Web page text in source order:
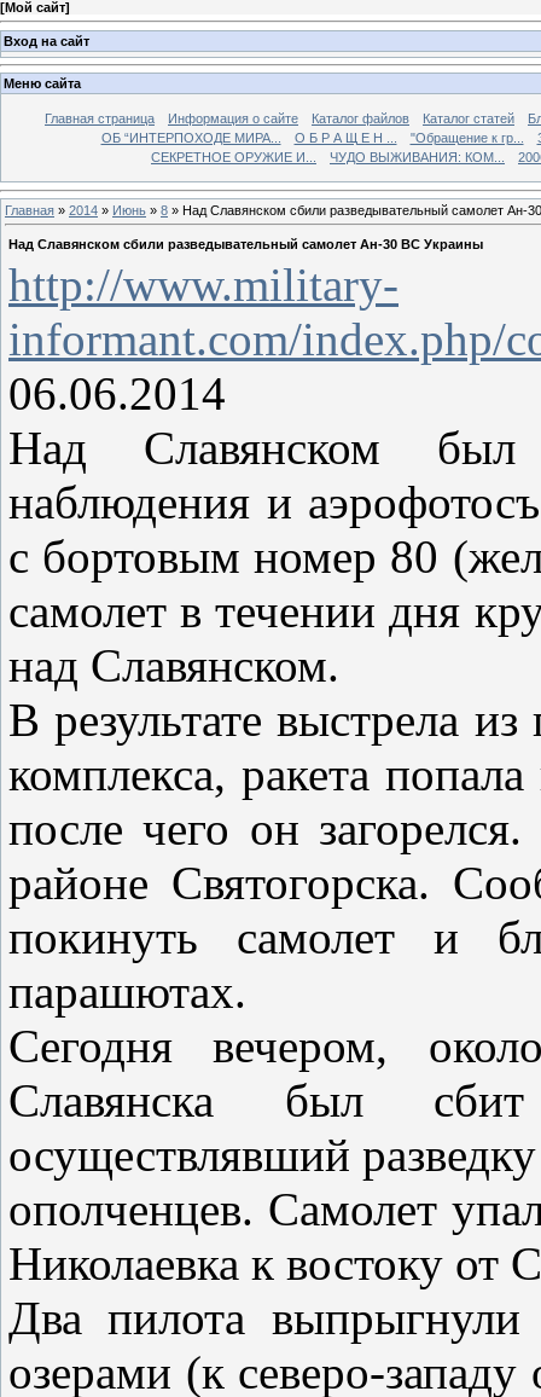
[Мой сайт]
Вход на сайт
Меню сайта
Главная страница Информация о сайте Каталог файлов Каталог статей
ОБ “ИНТЕРПОХОДЕ МИРА...
О Б Р А Щ Е Н ... "Обращение к гр...
СЕКРЕТНОЕ ОРУЖИЕ И...
ЧУДО ВЫЖИВАНИЯ: КОМ...
Главная » 2014 » Июнь » 8 » Над Славянском сбили разведывательный самолет Ан-
Над Славянском сбили разведывательный самолет Ан-30 ВС Украины
http://www.military-
informant.com/index.php/
06.06.2014
Над Славянском был
наблюдения и
с бортовым номер 80
самолет в течении дня
над Славянском.
В результате выстрела
комплекса, ракета
после чего он
районе Святогорска.
покинуть самолет и
парашютах.
Сегодня вечером,
Славянска был сбит
осуществлявший
ополченцев. Самолет
Николаевка к востоку от
Два пилота
озерами (к северо-